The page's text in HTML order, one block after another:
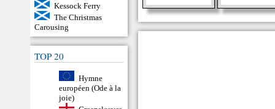
Kessock Ferry
The Christmas
Carousing
TOP 20
Hymne
européen (Ode à la
joie)